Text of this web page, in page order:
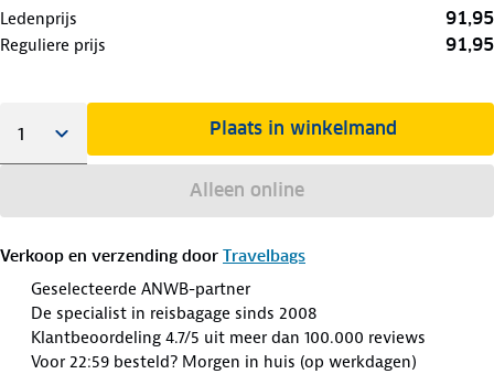
Ledenprijs 91,95
Reguliere prijs 91,95
Plaats in winkelmand
Alleen online
Verkoop en verzending door Travelbags
Geselecteerde ANWB-partner
De specialist in reisbagage sinds 2008
Klantbeoordeling 4.7/5 uit meer dan 100.000 reviews
Voor 22:59 besteld? Morgen in huis (op werkdagen)